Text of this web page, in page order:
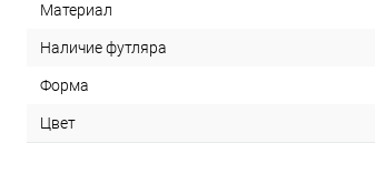
Материал
Наличие футляра
Форма
Цвет